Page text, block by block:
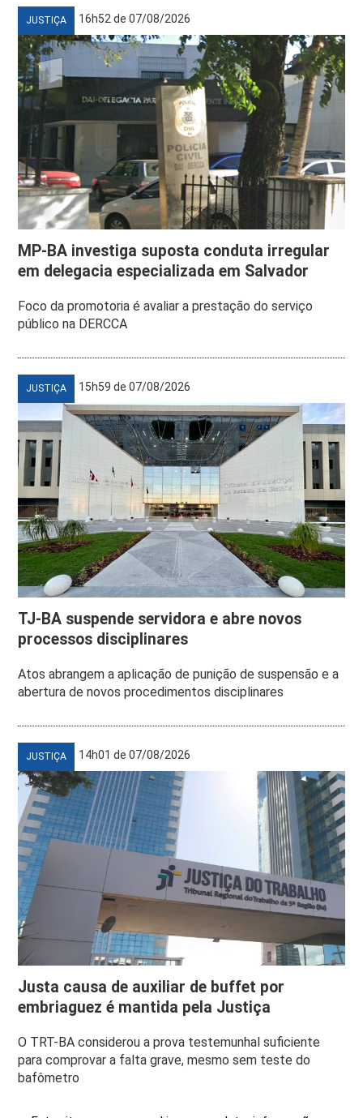
JUSTIÇA 16h52 de 07/08/2026
MP-BA investiga suposta conduta irregular
em delegacia especializada em Salvador
Foco da promotoria é avaliar a prestação do serviço
público na DERCCA
JUSTIÇA 15h59 de 07/08/2026
TJ-BA suspende servidora e abre novos
processos disciplinares
Atos abrangem a aplicação de punição de suspensão e a
abertura de novos procedimentos disciplinares
JUSTIÇA 14h01 de 07/08/2026
Justa causa de auxiliar de buffet por
embriaguez é mantida pela Justiça
O TRT-BA considerou a prova testemunhal suficiente
para comprovar a falta grave, mesmo sem teste do
bafômetro